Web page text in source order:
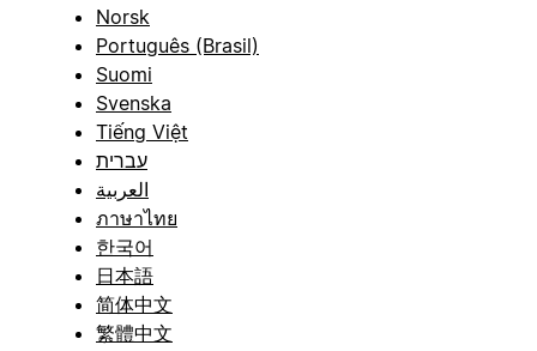
Norsk
Português (Brasil)
Suomi
Svenska
Tiếng Việt
עברית
العربية
ภาษาไทย
한국어
日本語
简体中文
繁體中文